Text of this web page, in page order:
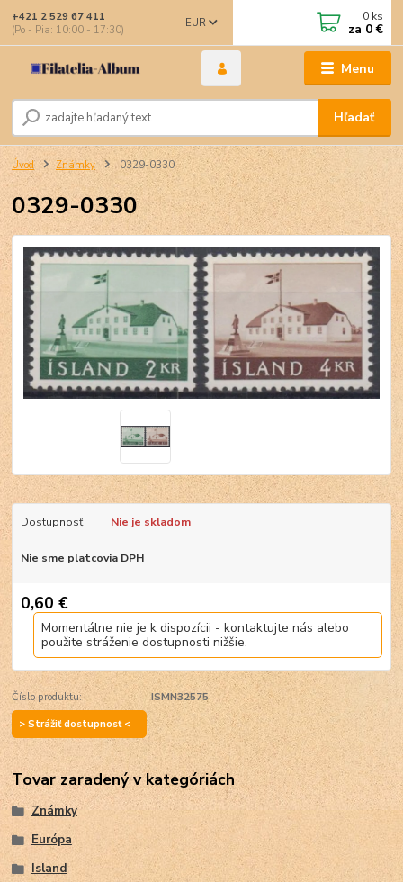
Menu
EUR
Hľadať
+421 2 529 67 411
(Po - Pia: 10:00 - 17:30)
0 ks
za 0 €
Úvod Známky 0329-0330
0329-0330
Dostupnosť Nie je skladom
Nie sme platcovia DPH
0,60 €
Momentálne nie je k dispozícii - kontaktujte nás alebo
použite stráženie dostupnosti nižšie.
Číslo produktu:
ISMN32575
> Strážiť dostupnosť <
Tovar zaradený v kategóriách
Známky
Európa
Island